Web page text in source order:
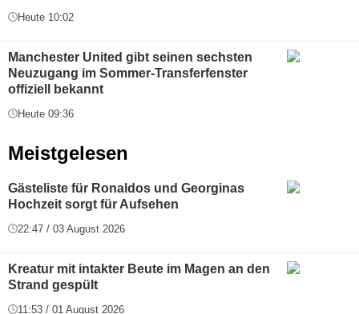
Heute 10:02
Manchester United gibt seinen sechsten
Neuzugang im Sommer-Transferfenster
offiziell bekannt
Heute 09:36
Meistgelesen
Gästeliste für Ronaldos und Georginas
Hochzeit sorgt für Aufsehen
22:47 / 03 August 2026
Kreatur mit intakter Beute im Magen an den
Strand gespült
11:53 / 01 August 2026